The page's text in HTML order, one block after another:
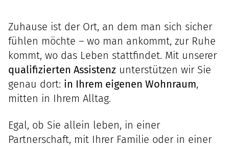
Zuhause ist der Ort, an dem man sich sicher
fühlen möchte – wo man ankommt, zur Ruhe
kommt, wo das Leben stattfindet. Mit unserer
qualifizierten Assistenz unterstützen wir Sie
genau dort: in Ihrem eigenen Wohnraum,
mitten in Ihrem Alltag.
Egal, ob Sie allein leben, in einer
Partnerschaft, mit Ihrer Familie oder in einer